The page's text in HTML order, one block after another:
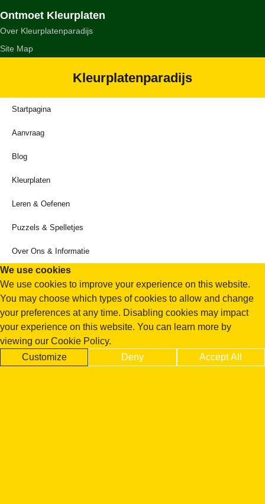
Ontmoet Kleurplaten
Over Kleurplatenparadijs
Site Map
Kleurplatenparadijs
Startpagina
Aanvraag
Blog
Kleurplaten
Leren & Oefenen
Puzzels & Spelletjes
Over Ons & Informatie
We use cookies
We use cookies to improve your experience on this website.
You may choose which types of cookies to allow and change
your preferences at any time. Disabling cookies may impact
your experience on this website. You can learn more by
viewing our Cookie Policy.
Customize
Deny Accept All